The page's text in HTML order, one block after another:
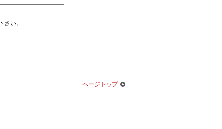
さい。
ページトップ